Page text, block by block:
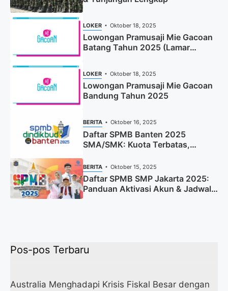
LOKER Oktober 18, 2025
Lowongan Pramusaji Mie Gacoan
Batang Tahun 2025 (Lamar
LOKER Oktober 18, 2025
Lowongan Pramusaji Mie Gacoan
Bandung Tahun 2025
BERITA Oktober 16, 2025
Daftar SPMB Banten 2025
SMA/SMK: Kuota Terbatas,
BERITA Oktober 15, 2025
Daftar SPMB SMP Jakarta 2025:
Panduan Aktivasi Akun & Jadwal
Lengkap
Pos-pos Terbaru
Australia Menghadapi Krisis Fiskal Besar dengan